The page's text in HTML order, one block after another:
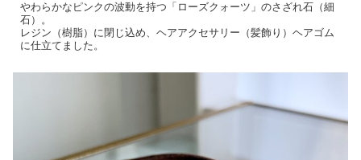
やわらかなピンクの波動を持つ「ローズクォーツ」のさざれ石（細
石）。
レジン（樹脂）に閉じ込め、ヘアアクセサリー（髪飾り）ヘアゴム
に仕立てました。